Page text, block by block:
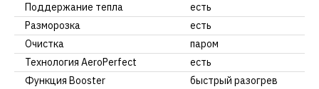
Поддержание тепла
есть
Разморозка
есть
Очистка
паром
Технология AeroPerfect
есть
Функция Booster
быстрый разогрев